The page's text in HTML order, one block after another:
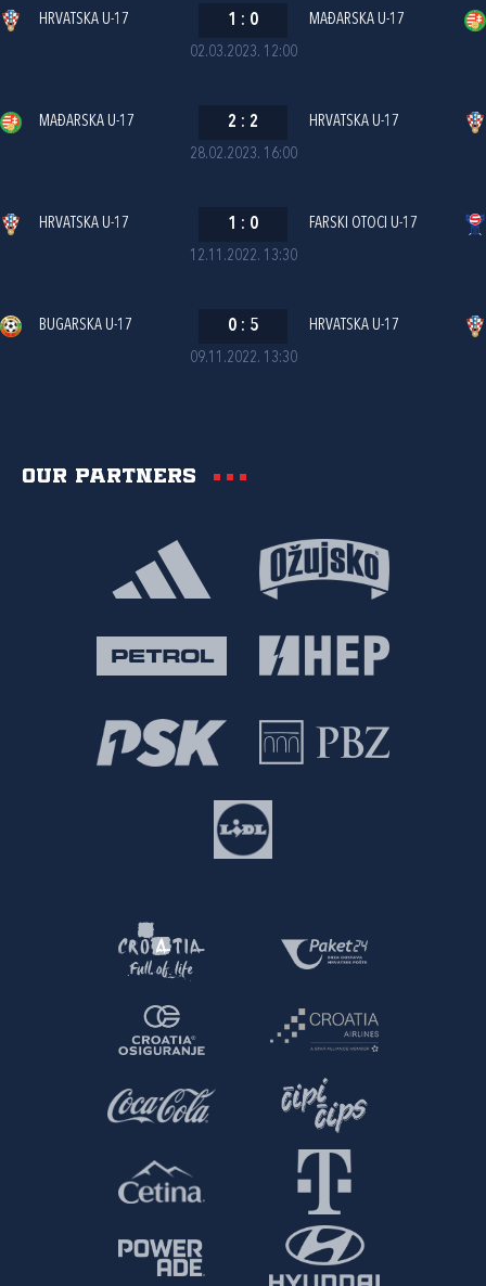
02.03.2023. 12:00
HRVATSKA U-17 1 : 0 MAĐARSKA U-17
28.02.2023. 16:00
MAĐARSKA U-17 2 : 2 HRVATSKA U-17
12.11.2022. 13:30
HRVATSKA U-17 1 : 0 FARSKI OTOCI U-17
09.11.2022. 13:30
BUGARSKA U-17 0 : 5 HRVATSKA U-17
Our partners